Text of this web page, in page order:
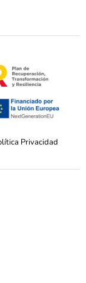
Privacidad